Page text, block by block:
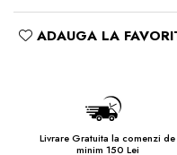
ADAUGA LA
Livrare Gratuita la comenzi de
minim 150 Lei